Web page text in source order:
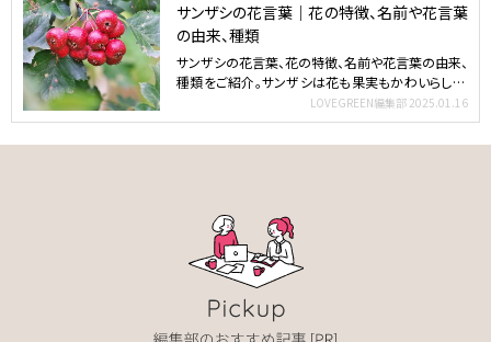
サンザシの花言葉｜花の特徴、名前や花言葉
の由来、種類
サンザシの花言葉、花の特徴、名前や花言葉の由来、
種類をご紹介。サンザシは花も果実もかわいらしく、
LOVEGREEN編集部 2025.01.16